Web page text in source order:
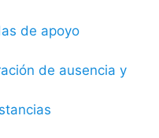
de apoyo
de ausencia y